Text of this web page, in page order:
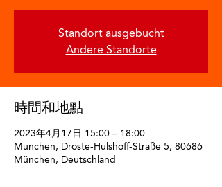
Standort ausgebucht
Andere Standorte
時間和地點
2023年4月17日 15:00 – 18:00
München, Droste-Hülshoff-Straße 5, 80686
München, Deutschland